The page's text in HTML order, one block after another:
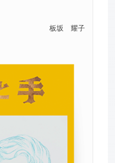
板坂 耀子